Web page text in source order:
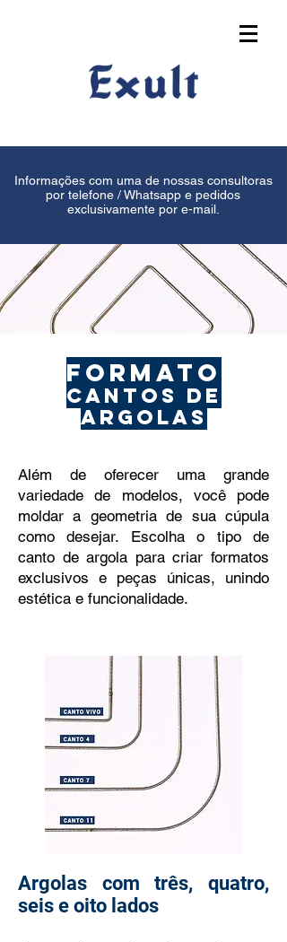
Informações com uma de nossas consultoras
por telefone / Whatsapp e pedidos
exclusivamente por e-mail.
formato
cantos de
argolas
Além de oferecer uma grande
variedade de modelos, você pode
moldar a geometria de sua cúpula
como desejar. Escolha o tipo de
canto de argola para criar formatos
exclusivos e peças únicas, unindo
estética e funcionalidade.
Argolas com três, quatro,
seis e oito lados